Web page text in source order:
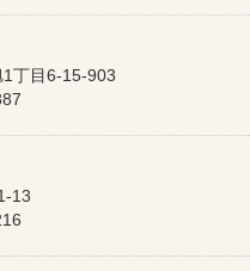
丁目6-15-903
13